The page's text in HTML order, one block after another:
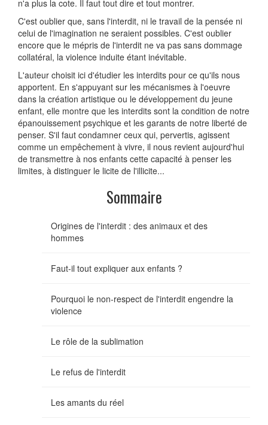
n'a plus la cote. Il faut tout dire et tout montrer.
C'est oublier que, sans l'interdit, ni le travail de la pensée ni
celui de l'imagination ne seraient possibles. C'est oublier
encore que le mépris de l'interdit ne va pas sans dommage
collatéral, la violence induite étant inévitable.
L'auteur choisit ici d'étudier les interdits pour ce qu'ils nous
apportent. En s'appuyant sur les mécanismes à l'oeuvre
dans la création artistique ou le développement du jeune
enfant, elle montre que les interdits sont la condition de notre
épanouissement psychique et les garants de notre liberté de
penser. S'il faut condamner ceux qui, pervertis, agissent
comme un empêchement à vivre, il nous revient aujourd'hui
de transmettre à nos enfants cette capacité à penser les
limites, à distinguer le licite de l'illicite...
Sommaire
Origines de l'interdit : des animaux et des
hommes
Faut-il tout expliquer aux enfants ?
Pourquoi le non-respect de l'interdit engendre la
violence
Le rôle de la sublimation
Le refus de l'interdit
Les amants du réel